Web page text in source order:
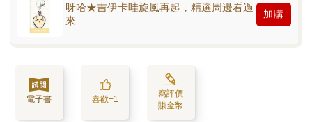
呀哈★吉伊卡哇旋風再起，精選周邊看過
來
加購
電子書 喜歡+1
寫評價
賺金幣